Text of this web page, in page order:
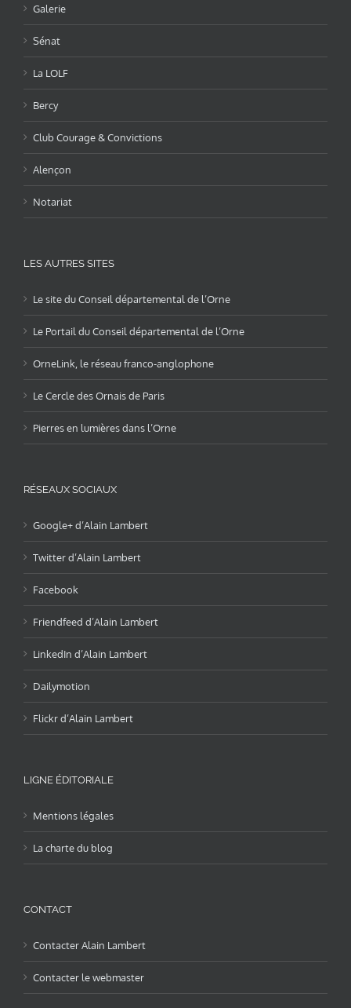
Galerie
Sénat
La LOLF
Bercy
Club Courage & Convictions
Alençon
Notariat
LES AUTRES SITES
Le site du Conseil départemental de l’Orne
Le Portail du Conseil départemental de l’Orne
OrneLink, le réseau franco-anglophone
Le Cercle des Ornais de Paris
Pierres en lumières dans l’Orne
RÉSEAUX SOCIAUX
Google+ d’Alain Lambert
Twitter d’Alain Lambert
Facebook
Friendfeed d’Alain Lambert
LinkedIn d’Alain Lambert
Dailymotion
Flickr d’Alain Lambert
LIGNE ÉDITORIALE
Mentions légales
La charte du blog
CONTACT
Contacter Alain Lambert
Contacter le webmaster